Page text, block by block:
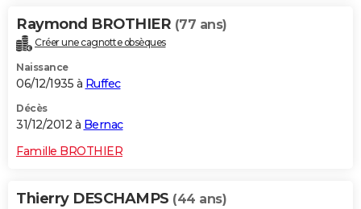
Raymond BROTHIER (77 ans)
Créer une cagnotte obsèques
Naissance
06/12/1935 à Ruffec
Décès
31/12/2012 à Bernac
Famille BROTHIER
Thierry DESCHAMPS (44 ans)